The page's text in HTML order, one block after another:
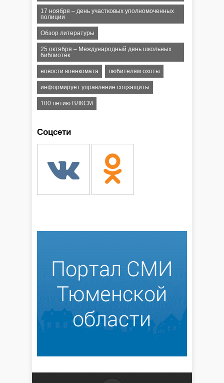
17 ноября – день участковых уполномоченных
полиции
Обзор литературы
25 октября – Международный день школьных
библиотек
новости военкомата любителям охоты
информирует управление соцзащиты
100 летию ВЛКСМ
Соцсети